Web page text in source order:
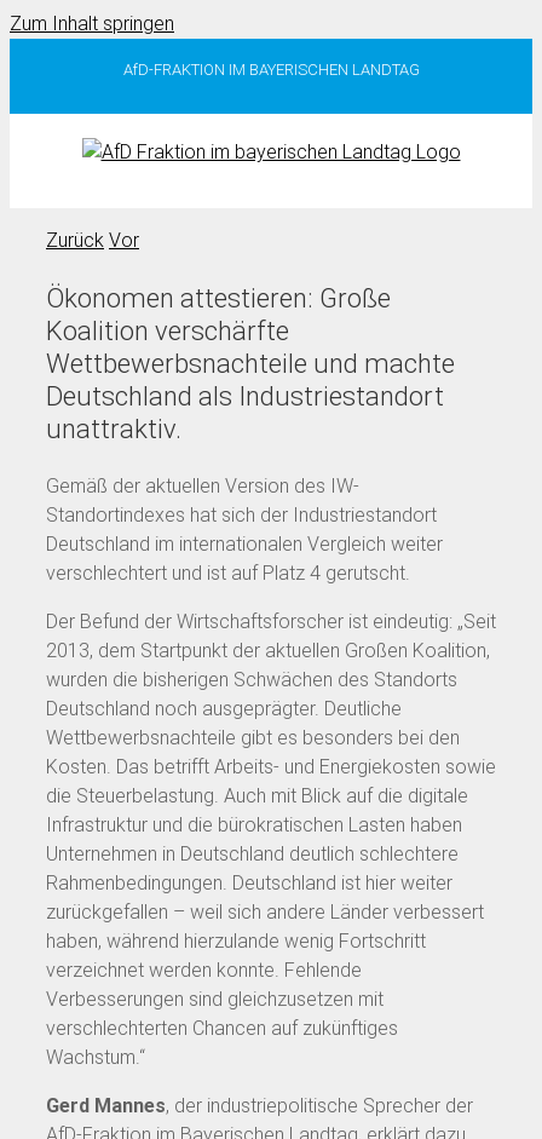
Zum Inhalt springen
AfD-FRAKTION IM BAYERISCHEN LANDTAG
Zurück Vor
Ökonomen attestieren: Große
Koalition verschärfte
Wettbewerbsnachteile und machte
Deutschland als Industriestandort
unattraktiv.
Gemäß der aktuellen Version des IW-
Standortindexes hat sich der Industriestandort
Deutschland im internationalen Vergleich weiter
verschlechtert und ist auf Platz 4 gerutscht.
Der Befund der Wirtschaftsforscher ist eindeutig: „Seit
2013, dem Startpunkt der aktuellen Großen Koalition,
wurden die bisherigen Schwächen des Standorts
Deutschland noch ausgeprägter. Deutliche
Wettbewerbsnachteile gibt es besonders bei den
Kosten. Das betrifft Arbeits- und Energiekosten sowie
die Steuerbelastung. Auch mit Blick auf die digitale
Infrastruktur und die bürokratischen Lasten haben
Unternehmen in Deutschland deutlich schlechtere
Rahmenbedingungen. Deutschland ist hier weiter
zurückgefallen – weil sich andere Länder verbessert
haben, während hierzulande wenig Fortschritt
verzeichnet werden konnte. Fehlende
Verbesserungen sind gleichzusetzen mit
verschlechterten Chancen auf zukünftiges
Wachstum.“
Gerd Mannes, der industriepolitische Sprecher der
AfD-Fraktion im Bayerischen Landtag, erklärt dazu